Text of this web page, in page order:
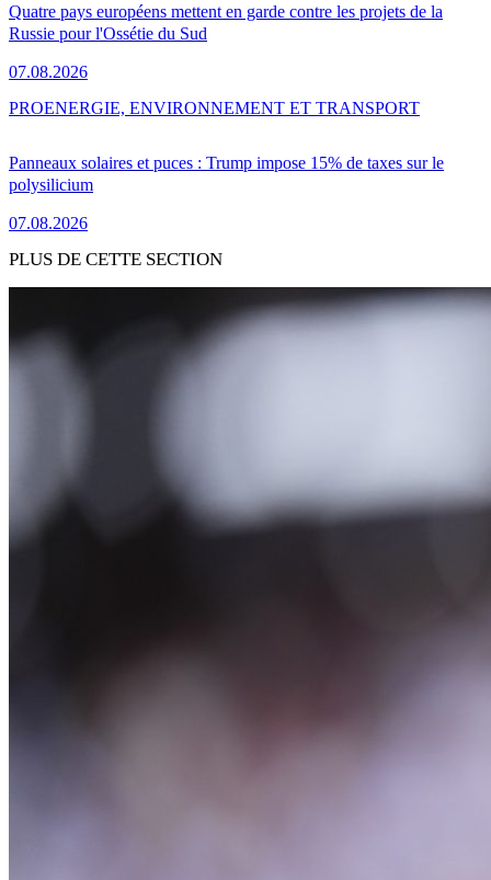
Quatre pays européens mettent en garde contre les projets de la
Russie pour l'Ossétie du Sud
07.08.2026
Panneaux solaires et puces : Trump impose 15% de taxes sur le
polysilicium
07.08.2026
PROENERGIE, ENVIRONNEMENT ET TRANSPORT
PLUS DE CETTE SECTION